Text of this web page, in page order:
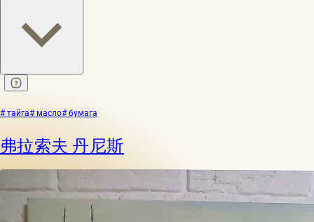
# тайга# масло# бумага
弗拉索夫 丹尼斯